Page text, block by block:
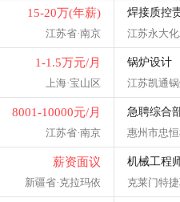
15-20万(年薪)
江苏省·南京
焊接质控
江苏永大
1-1.5万元/月
上海·宝山区
锅炉设计
江苏凯通
8001-10000元/月
江苏省·南京
急聘综合
惠州市忠
薪资面议
新疆省·克拉玛依
机械工程
克莱门特